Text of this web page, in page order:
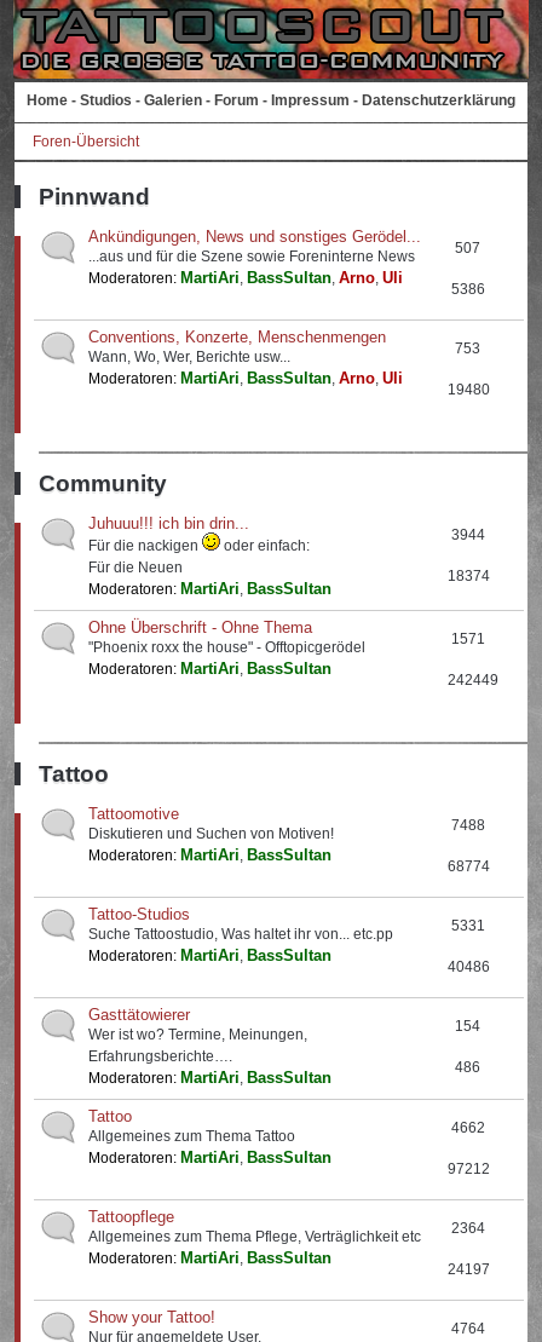
Home - Studios - Galerien - Forum - Impressum - Datenschutzerklärung
Foren-Übersicht
Pinnwand
Ankündigungen, News und sonstiges Gerödel...
...aus und für die Szene sowie Foreninterne News
Moderatoren: MartiAri, BassSultan,Arno,Uli
507
5386
Conventions, Konzerte, Menschenmengen
Wann, Wo, Wer, Berichte usw...
Moderatoren: MartiAri, BassSultan,Arno,Uli
753
19480
Community
Juhuuu!!! ich bin drin...
Für die nackigen
oder einfach:
Für die Neuen
Moderatoren: MartiAri, BassSultan
3944
18374
Ohne Überschrift - Ohne Thema
"Phoenix roxx the house" - Offtopicgerödel
Moderatoren: MartiAri, BassSultan
1571
242449
Tattoo
Tattoomotive
Diskutieren und Suchen von Motiven!
Moderatoren: MartiAri, BassSultan
7488
68774
Tattoo-Studios
Suche Tattoostudio, Was haltet ihr von... etc.pp
Moderatoren: MartiAri, BassSultan
5331
40486
Gasttätowierer
Wer ist wo? Termine, Meinungen,
Erfahrungsberichte….
Moderatoren: MartiAri, BassSultan
154
486
Tattoo
Allgemeines zum Thema Tattoo
Moderatoren: MartiAri, BassSultan
4662
97212
Tattoopflege
Allgemeines zum Thema Pflege, Verträglichkeit etc
Moderatoren: MartiAri, BassSultan
2364
24197
Show your Tattoo!
Nur für angemeldete User.
4764